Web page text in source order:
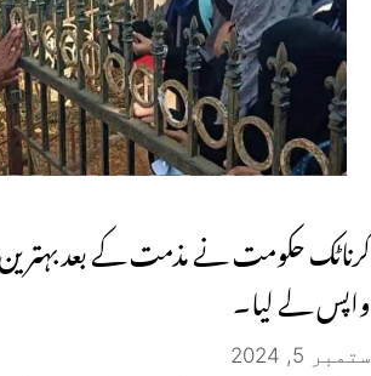
کرناٹک حکومت نے مذمت کے بعد بہترین
واپس لے لیا۔
ستمبر 5, 2024